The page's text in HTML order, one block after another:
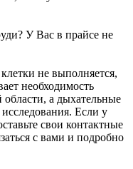
У Вас в прайсе не
не выполняется,
необходимость
а дыхательные
Если у
свои контактные
с вами и подробно